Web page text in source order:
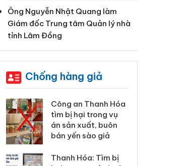
Ông Nguyễn Nhật Quang làm
Giám đốc Trung tâm Quản lý nhà
tỉnh Lâm Đồng
Chống hàng giả
Lào Cai xử lý 83 vụ vi
phạm thương mại
trong tháng 7
Hưng Yên: Xử lý 6 hộ